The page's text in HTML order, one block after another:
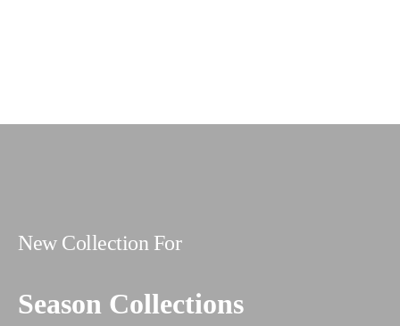
New Collection For
Season Collections